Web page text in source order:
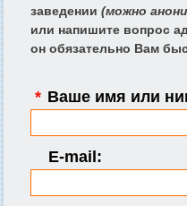
заведении (можно
или напишите вопрос
он обязательно Вам
* Ваше имя или
E-mail: